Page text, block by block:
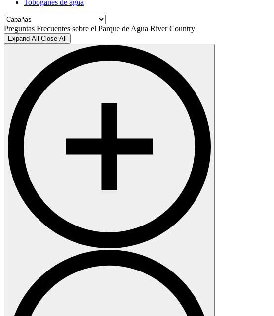
Toboganes de agua
Preguntas Frecuentes sobre el Parque de Agua River Country
Expand All Close All